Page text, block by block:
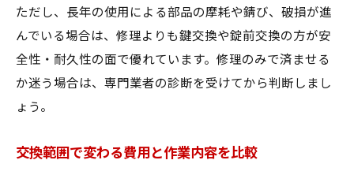
ただし、長年の使用による部品の摩耗や錆び、破損が進
んでいる場合は、修理よりも鍵交換や錠前交換の方が安
全性・耐久性の面で優れています。修理のみで済ませる
か迷う場合は、専門業者の診断を受けてから判断しまし
ょう。
交換範囲で変わる費用と作業内容を比較